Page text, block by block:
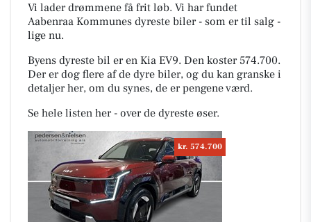
Vi lader drømmene få frit løb. Vi har fundet
Aabenraa Kommunes dyreste biler - som er til salg -
lige nu.
Byens dyreste bil er en Kia EV9. Den koster 574.700.
Der er dog flere af de dyre biler, og du kan granske i
detaljer her, om du synes, de er pengene værd.
Se hele listen her - over de dyreste øser.
kr. 574.700